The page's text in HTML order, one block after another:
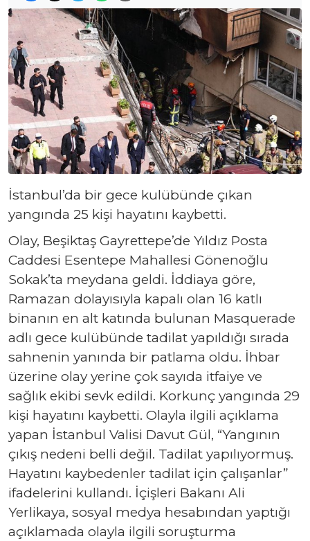
İstanbul’da bir gece kulübünde çıkan
yangında 25 kişi hayatını kaybetti.
Olay, Beşiktaş Gayrettepe’de Yıldız Posta
Caddesi Esentepe Mahallesi Gönenoğlu
Sokak’ta meydana geldi. İddiaya göre,
Ramazan dolayısıyla kapalı olan 16 katlı
binanın en alt katında bulunan Masquerade
adlı gece kulübünde tadilat yapıldığı sırada
sahnenin yanında bir patlama oldu. İhbar
üzerine olay yerine çok sayıda itfaiye ve
sağlık ekibi sevk edildi. Korkunç yangında 29
kişi hayatını kaybetti. Olayla ilgili açıklama
yapan İstanbul Valisi Davut Gül, “Yangının
çıkış nedeni belli değil. Tadilat yapılıyormuş.
Hayatını kaybedenler tadilat için çalışanlar”
ifadelerini kullandı. İçişleri Bakanı Ali
Yerlikaya, sosyal medya hesabından yaptığı
açıklamada olayla ilgili soruşturma